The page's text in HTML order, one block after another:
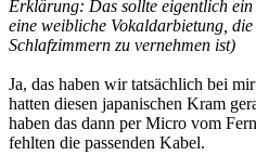
Erklärung: Das sollte eigentlich
eine weibliche Vokaldarbietung,
Schlafzimmern zu vernehmen ist)
Ja, das haben wir tatsächlich bei
hatten diesen japanischen Kram
haben das dann per Micro vom
fehlten die passenden Kabel.